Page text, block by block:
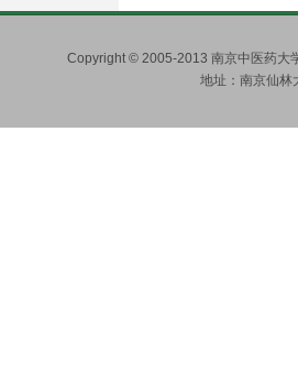
Copyright © 2005-2013 南京中医药大
地址：南京仙林